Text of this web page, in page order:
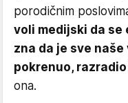
porodičnim
voli medijski da se
zna da je sve
pokrenuo,
ona.